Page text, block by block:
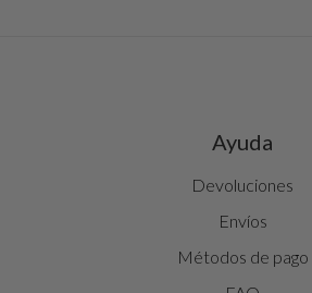
Ayuda
Devoluciones
Envíos
Métodos de pago